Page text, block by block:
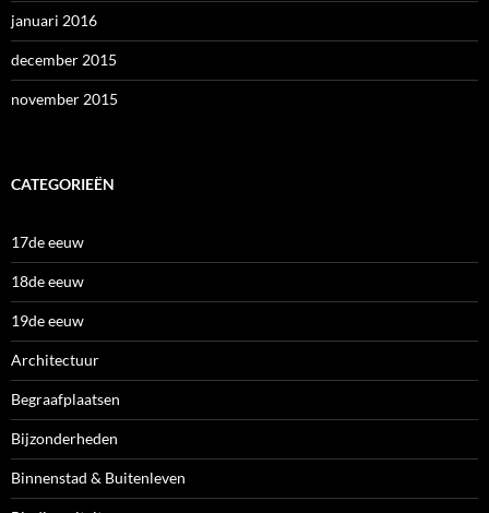
januari 2016
december 2015
november 2015
CATEGORIEËN
17de eeuw
18de eeuw
19de eeuw
Architectuur
Begraafplaatsen
Bijzonderheden
Binnenstad & Buitenleven